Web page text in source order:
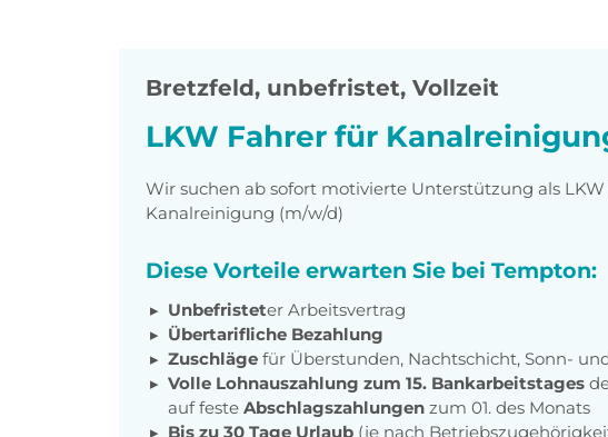
Bretzfeld, unbefristet, Vollzeit
LKW Fahrer für
Wir suchen ab sofort motivierte Unterstützung als
Kanalreinigung (m/w/d)
Diese Vorteile erwarten Sie bei Tempton:
Unbefristeter Arbeitsvertrag
Übertarifliche Bezahlung
Zuschläge für Überstunden, Nachtschicht, Sonn-
Volle Lohnauszahlung zum 15. Bankarbeitstages
auf feste Abschlagszahlungen zum 01. des Monats
Bis zu 30 Tage Urlaub (je nach